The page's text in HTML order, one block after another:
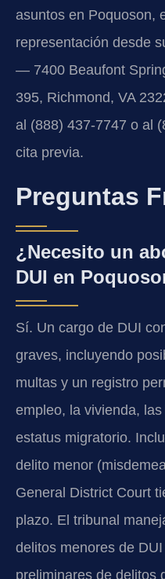
asuntos en Poquoson,
representación desde
— 7400 Beaufont
395, Richmond, VA
al (888) 437-7747 o al
cita previa.
Preguntas
¿Necesito un
DUI en
Sí. Un cargo de DUI
graves, incluyendo
multas y un registro
empleo, la vivienda,
estatus migratorio.
delito menor
General District Court
plazo. El tribunal
delitos menores de
preliminares de delitos